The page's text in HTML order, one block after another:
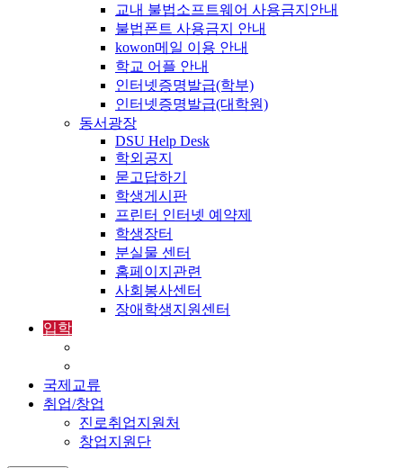
교내 불법소프트웨어 사용금지안내
불법폰트 사용금지 안내
kowon메일 이용 안내
학교 어플 안내
인터넷증명발급(학부)
인터넷증명발급(대학원)
동서광장
DSU Help Desk
학외공지
묻고답하기
학생게시판
프린터 인터넷 예약제
학생장터
분실물 센터
홈페이지관련
사회봉사센터
장애학생지원센터
입학
국제교류
취업/창업
진로취업지원처
창업지원단